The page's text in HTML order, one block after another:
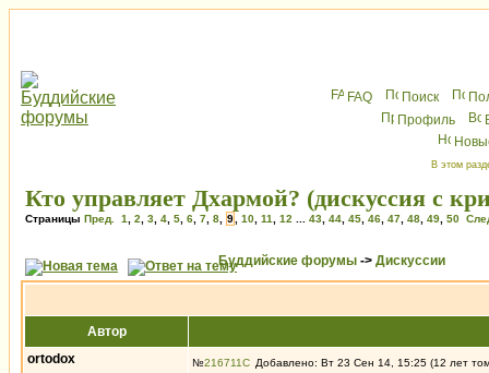
FAQ Поиск
Профиль
В этом
Кто управляет Дхармой? (дискуссия с
Страницы Пред. 1 2 3 4 5 6 7 8 9 10 11 12 43 44 45 46 47 48 49 50
Буддийские форумы -> Дискуссии
Автор
ortodox
№216711 Добавлено: Вт 23 Сен 14, 15:25 (12 лет